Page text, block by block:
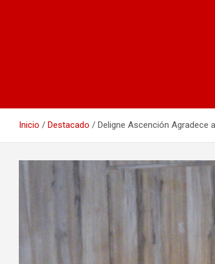
Inicio Destacado Deligne Ascención Agradece